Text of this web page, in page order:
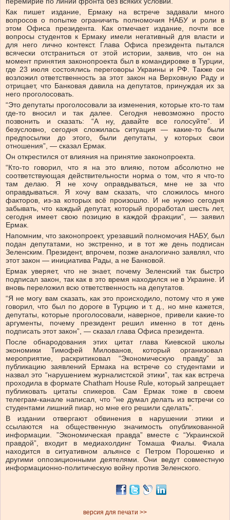
Как пишет издание, Ермаку на встрече задавали много
вопросов о попытке ограничить полномочия НАБУ и роли в
этом Офиса президента. Как отмечает издание, почти все
вопросы студентов к Ермаку имели негативный для власти и
для него лично контекст. Глава Офиса президента пытался
всячески отстраниться от этой истории, заявив, что он на
момент принятия законопроекта был в командировке в Турции,
где 23 июля состоялись переговоры Украины и РФ. Также он
возложил ответственность за этот закон на Верховную Раду и
отрицает, что Банковая давила на депутатов, принуждая их за
него проголосовать.
“Это депутаты проголосовали за изменения, которые кто-то там
где-то вносил и так далее. Сегодня невозможно просто
позвонить и сказать: “А ну, давайте все голосуйте”. И
безусловно, сегодня сложилась ситуация — какие-то были
предпосылки до этого, были депутаты, у которых свои
отношения”, — сказал Ермак.
Он открестился от влияния на принятие законопроекта.
“Кто-то говорил, что я на это влияю, потом абсолютно не
соответствующая действительности норма о том, что я что-то
там делаю. Я не хочу оправдываться, мне не за что
оправдываться. Я хочу вам сказать, что сложилось много
факторов, из-за которых всё произошло. И не нужно сегодня
забывать, что каждый депутат, который проработал шесть лет,
сегодня имеет свою позицию в каждой фракции”, — заявил
Ермак.
Напомним, что законопроект, урезавший полномочия НАБУ, был
подан депутатами, но экстренно, и в тот же день подписан
Зеленским. Президент, впрочем, позже аналогично заявлял, что
этот закон — инициатива Рады, а не Банковой.
Ермак уверяет, что не знает, почему Зеленский так быстро
подписал закон, так как в это время находился не в Украине. И
вновь переложил всю ответственность на депутатов.
“Я не могу вам сказать, как это происходило, потому что я уже
говорил, что был по дороге в Турцию и т. д., но мне кажется,
депутаты, которые проголосовали, наверное, привели какие-то
аргументы, почему президент решил именно в тот день
подписать этот закон”, — сказал глава Офиса президента.
После обнародования этих цитат глава Киевской школы
экономики Тимофей Милованов, который организовал
мероприятие, раскритиковал “Экономическую правду” за
публикацию заявлений Ермака на встрече со студентами и
назвал это “нарушением журналистской этики”, так как встреча
проходила в формате Chatham House Rule, который запрещает
публиковать цитаты спикеров. Сам Ермак тоже в своем
телеграм-канале написал, что “не думал делать из встречи со
студентами лишний пиар, но мне его решили сделать”.
В издании отвергают обвинения в нарушении этики и
ссылаются на общественную значимость опубликованной
информации. ”Экономическая правда” вместе с “Украинской
правдой”, входит в медиахолдинг Томаша Фиалы. Фиала
находится в ситуативном альянсе с Петром Порошенко и
другими оппозиционными деятелями. Они ведут совместную
информационно-политическую войну против Зеленского.
версия для печати >>